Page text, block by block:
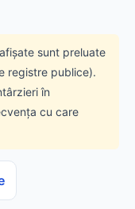
sunt preluate
registre publice).
în
cu care